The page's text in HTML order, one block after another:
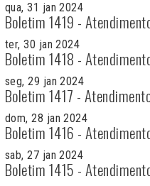
qua, 31 jan 2024
Boletim 1419 -
ter, 30 jan 2024
Boletim 1418 -
seg, 29 jan 2024
Boletim 1417 -
dom, 28 jan 2024
Boletim 1416 -
sab, 27 jan 2024
Boletim 1415 -